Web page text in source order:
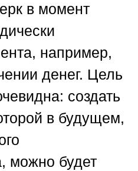
в момент
например,
денег. Цель
создать
в будущем,
можно будет